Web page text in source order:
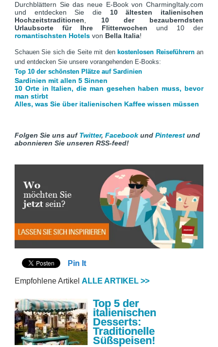
Durchblättern Sie das neue E-Book von CharmingItaly.com
und entdecken Sie die 10 ältesten italienischen
Hochzeitstraditionen
10 der bezauberndsten
Urlaubsorte für Ihre Flitterwochen und 10 der
romantischsten Hotels von Bella Italia!
Schauen Sie sich die Seite mit den kostenlosen Reiseführernan
und entdecken Sie unsere vorangehenden E-Books:
Top 10 der schönsten Plätze auf Sardinien
Sardinien mit allen 5 Sinnen
10 Orte in Italien, die man gesehen haben muss, bevor
man stirbt
Alles, was Sie über italienischen Kaffee wissen müssen
Folgen Sie uns auf Twitter, Facebookund Pinterestund
abonnieren Sie unseren RSS-feed!
Pin It
Empfohlene Artikel ALLE ARTIKEL >>
Top 5 der
italienischen
Desserts:
Traditionelle
Süßspeisen!